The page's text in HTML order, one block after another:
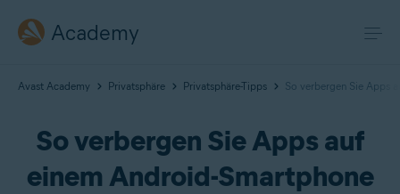
Academy
Avast Academy Privatsphäre Privatsphäre-Tipps So verbergen Sie Apps
So verbergen Sie Apps auf
einem Android-Smartphone